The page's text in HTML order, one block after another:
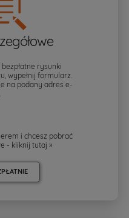
rysunki
wypełnij formularz.
na podany adres e-
i chcesz pobrać
- kliknij tutaj »